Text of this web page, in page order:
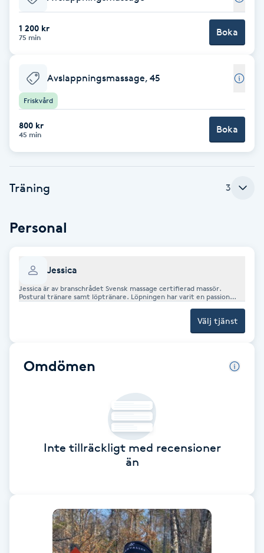
Bottenfärg
Brynfärgning
Brynplockning
Bröllopsuppsättning
C
Celluliter
Coachning
Cryoterapi
Damklippning
Dermapen
Enzympeeling
Extensions borttagning
Eyeliner-tatuering
1 200 kr
75 min Boka
Avslappningsmassage, 45
Friskvård
800 kr
45 min Boka
Träning 3
Personal
Jessica
Jessica är av branschrådet Svensk massage certifierad massör.
Postural tränare samt löptränare. Löpningen har varit en passion
beteendevetenskaplig inriktning. 2010 startade hon sin enskilda
Välj tjänst
Omdömen
Inte tillräckligt med recensioner
än